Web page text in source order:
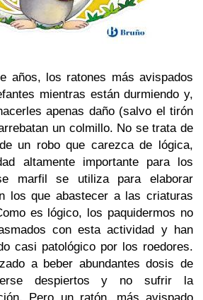
años, los ratones más avispados
mientras están durmiendo y,
apenas daño (salvo el tirón
un colmillo. No se trata de
un robo que carezca de lógica,
altamente importante para los
marfil se utiliza para elaborar
los que abastecer a las criaturas
es lógico, los paquidermos no
con esta actividad y han
casi patológico por los roedores.
a beber abundantes dosis de
despiertos y no sufrir la